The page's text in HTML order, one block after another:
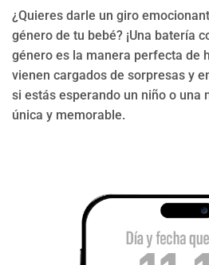
¿Quieres darle un giro
género de tu bebé? ¡Una batería
género es la manera perfecta de
vienen cargados de sorpresas y
si estás esperando un niño o una
única y memorable.